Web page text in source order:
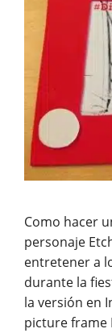
Como hacer
personaje
entretener a
durante la
la versión en
picture frame